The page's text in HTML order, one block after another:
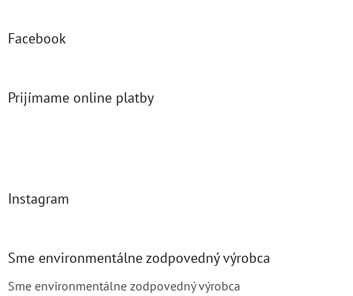
Facebook
Prijímame online platby
Instagram
Sme environmentálne zodpovedný výrobca
Sme environmentálne zodpovedný výrobca